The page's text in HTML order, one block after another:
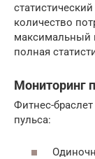
количество
максимальный
полная
Мониторинг
Фитнес-
пульса: